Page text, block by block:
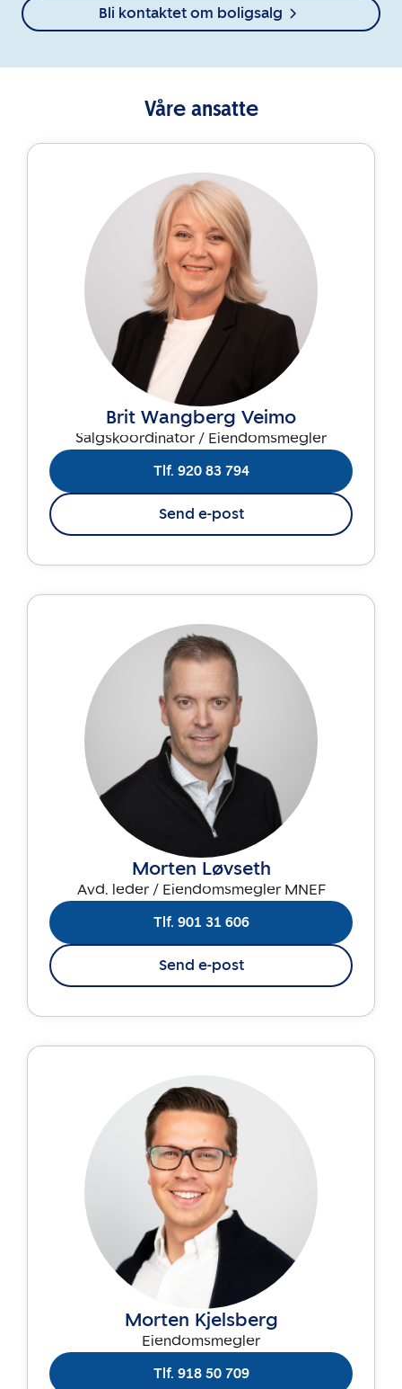
Bli kontaktet om boligsalg
Våre ansatte
Brit Wangberg Veimo
Salgskoordinator / Eiendomsmegler
Tlf. 920 83 794
Send e-post
Morten Løvseth
Avd. leder / Eiendomsmegler MNEF
Tlf. 901 31 606
Send e-post
Morten Kjelsberg
Eiendomsmegler
Tlf. 918 50 709